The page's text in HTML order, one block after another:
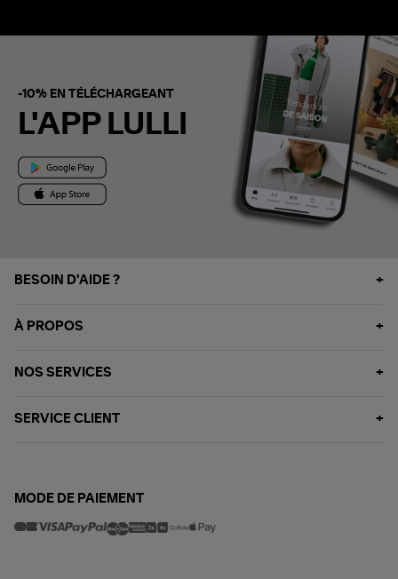
-10% EN TÉLÉCHARGEANT
L'APP LULLI
BESOIN D'AIDE ?
À PROPOS
NOS SERVICES
SERVICE CLIENT
MODE DE PAIEMENT